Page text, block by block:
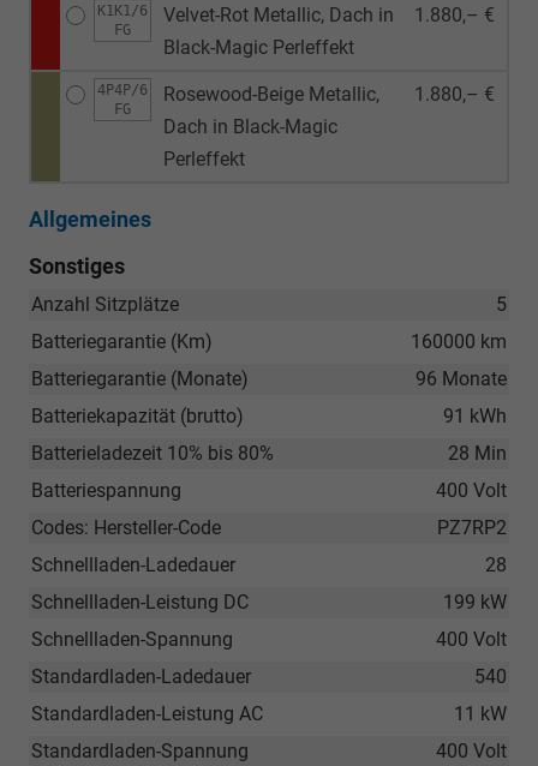
K1K1/6
FG
Velvet-Rot Metallic, Dach in
Black-Magic Perleffekt
1.880,– €
4P4P/6
FG
Rosewood-Beige Metallic,
Dach in Black-Magic
Perleffekt
1.880,– €
Allgemeines
Sonstiges
5
Anzahl Sitzplätze
160000 km
Batteriegarantie (Km)
96 Monate
Batteriegarantie (Monate)
91 kWh
Batteriekapazität (brutto)
28 Min
Batterieladezeit 10% bis 80%
400 Volt
Batteriespannung
PZ7RP2
Codes: Hersteller-Code
28
Schnellladen-Ladedauer
199 kW
Schnellladen-Leistung DC
400 Volt
Schnellladen-Spannung
540
Standardladen-Ladedauer
11 kW
Standardladen-Leistung AC
400 Volt
Standardladen-Spannung